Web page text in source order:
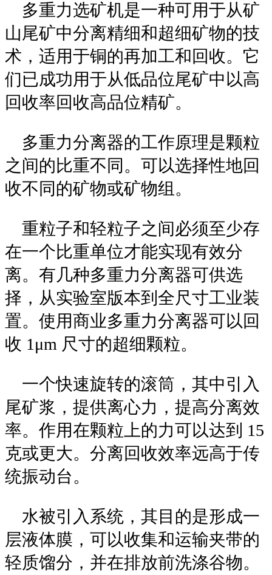
多重力选矿机是一种可用于从矿
山尾矿中分离精细和超细矿物的技
术，适用于铜的再加工和回收。它
们已成功用于从低品位尾矿中以高
回收率回收高品位精矿。
多重力分离器的工作原理是颗粒
之间的比重不同。可以选择性地回
收不同的矿物或矿物组。
重粒子和轻粒子之间必须至少存
在一个比重单位才能实现有效分
离。有几种多重力分离器可供选
择，从实验室版本到全尺寸工业装
置。使用商业多重力分离器可以回
收 1μm 尺寸的超细颗粒。
一个快速旋转的滚筒，其中引入
尾矿浆，提供离心力，提高分离效
率。作用在颗粒上的力可以达到 15
克或更大。分离回收效率远高于传
统振动台。
水被引入系统，其目的是形成一
层液体膜，可以收集和运输夹带的
轻质馏分，并在排放前洗涤谷物。